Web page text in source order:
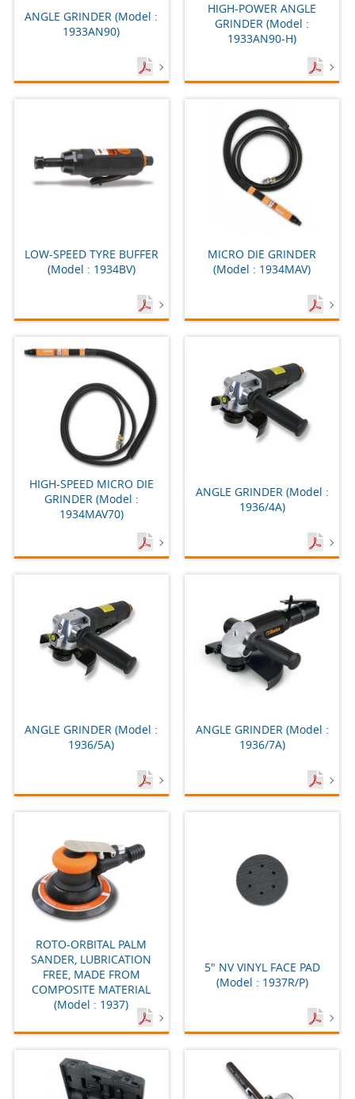
ANGLE GRINDER (Model :
1933AN90)
HIGH-POWER ANGLE
GRINDER (Model :
1933AN90-H)
LOW-SPEED TYRE BUFFER
(Model : 1934BV)
MICRO DIE GRINDER
(Model : 1934MAV)
HIGH-SPEED MICRO DIE
GRINDER (Model :
1934MAV70)
ANGLE GRINDER (Model :
1936/4A)
ANGLE GRINDER (Model :
1936/5A)
ANGLE GRINDER (Model :
1936/7A)
ROTO-ORBITAL PALM
SANDER, LUBRICATION
FREE, MADE FROM
COMPOSITE MATERIAL
(Model : 1937)
5" NV VINYL FACE PAD
(Model : 1937R/P)